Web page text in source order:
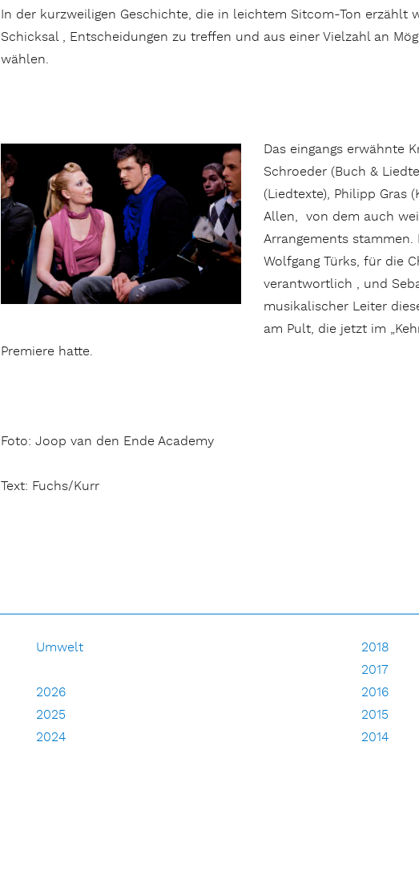
In der kurzweiligen Geschichte, die in leichtem Sitcom-Ton erzählt
Schicksal , Entscheidungen zu treffen und aus einer Vielzahl an
wählen.
Das eingangs erwähnte
Schroeder (Buch &
(Liedtexte), Philipp Gras
Allen, von dem auch
Arrangements
Wolfgang Türks, für die
verantwortlich , und
musikalischer Leiter
am Pult, die jetzt im
Premiere hatte.
Foto: Joop van den Ende Academy
Text: Fuchs/Kurr
Umwelt
2026
2025
2024
2018
2017
2016
2015
2014